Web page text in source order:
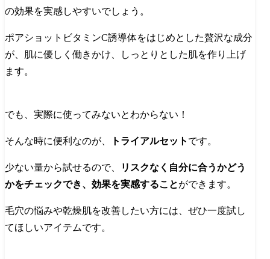
の効果を実感しやすいでしょう。
ポアショットビタミンC誘導体をはじめとした贅沢な成分
が、肌に優しく働きかけ、しっとりとした肌を作り上げ
ます。
でも、実際に使ってみないとわからない！
そんな時に便利なのが、 トライアルセット です。
少ない量から試せるので、
リスクなく自分に合うかどう
かをチェックでき、効果を実感することができます。
毛穴の悩みや乾燥肌を改善したい方には、ぜひ一度試し
てほしいアイテムです。